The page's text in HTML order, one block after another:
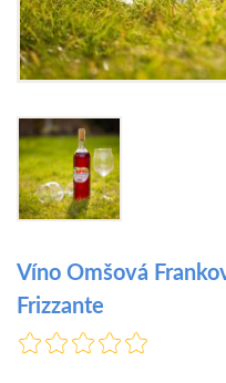
Víno Omšová
Frizzante